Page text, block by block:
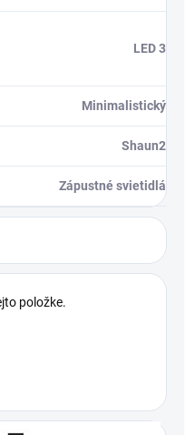
LED 3
Minimalistický
Shaun2
Zápustné svietidlá
položke.